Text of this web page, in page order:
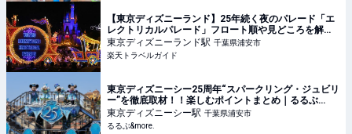
【東京ディズニーランド】25年続く夜のパレード「エ
レクトリカルパレード」フロート順や見どころを解説
【楽天トラベル】
東京ディズニーランド駅 千葉県浦安市
楽天トラベルガイド
東京ディズニーシー25周年“スパークリング・ジュビリ
ー”を徹底取材！！楽しむポイントまとめ｜るるぶ
&more.
東京ディズニーシー駅 千葉県浦安市
るるぶ&more.